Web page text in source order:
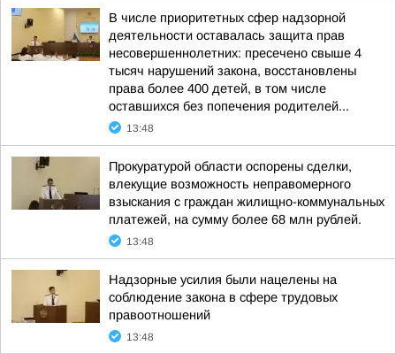
В числе приоритетных сфер надзорной
деятельности оставалась защита прав
несовершеннолетних: пресечено свыше 4
тысяч нарушений закона, восстановлены
права более 400 детей, в том числе
оставшихся без попечения родителей...
13:48
Прокуратурой области оспорены сделки,
влекущие возможность неправомерного
взыскания с граждан жилищно-коммунальных
платежей, на сумму более 68 млн рублей.
13:48
Надзорные усилия были нацелены на
соблюдение закона в сфере трудовых
правоотношений
13:48